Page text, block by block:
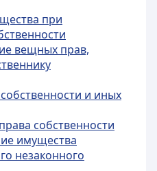
при
вещных прав,
и иных
собственности
имущества
незаконного